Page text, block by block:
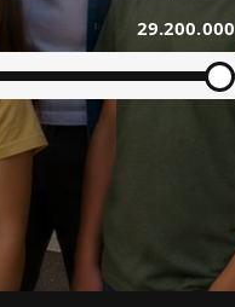
29.200.000